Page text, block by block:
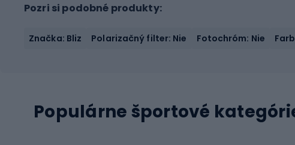
Pozri si podobné produkty:
Značka: Bliz Polarizačný filter: Nie Fotochróm: Nie
Populárne športové